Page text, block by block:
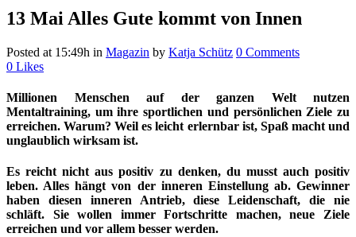
13 Mai Alles Gute kommt von Innen
Posted at 15:49h in Magazin by Katja Schütz 0 Comments
0 Likes
Millionen Menschen auf der ganzen Welt nutzen
Mentaltraining, um ihre sportlichen und persönlichen Ziele zu
erreichen. Warum? Weil es leicht erlernbar ist, Spaß macht und
unglaublich wirksam ist.
Es reicht nicht aus positiv zu denken, du musst auch positiv
leben. Alles hängt von der inneren Einstellung ab. Gewinner
haben diesen inneren Antrieb, diese Leidenschaft, die nie
schläft. Sie wollen immer Fortschritte machen, neue Ziele
erreichen und vor allem besser werden.